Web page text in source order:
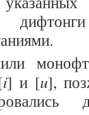
i] и [u],